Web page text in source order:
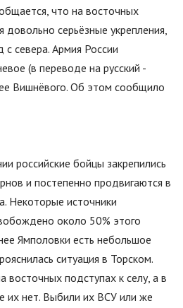
что на восточных
довольно серьёзные укрепления,
севера. Армия России
(в переводе на русский -
Вишнёвого. Об этом сообщило
российские бойцы закрепились
и постепенно продвигаются в
Некоторые источники
около 50% этого
Ямполовки есть небольшое
ситуация в Торском.
восточных подступах к селу, а в
их нет. Выбили их ВСУ или же